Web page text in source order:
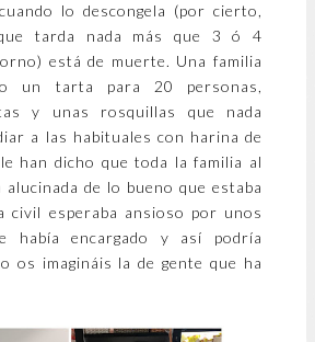
lo descongela (por cierto,
tarda nada más que 3 ó 4
está de muerte. Una familia
un tarta para 20 personas,
y unas rosquillas que nada
a las habituales con harina de
han dicho que toda la familia al
alucinada de lo bueno que estaba
civil esperaba ansioso por unos
había encargado y así podría
os imagináis la de gente que ha